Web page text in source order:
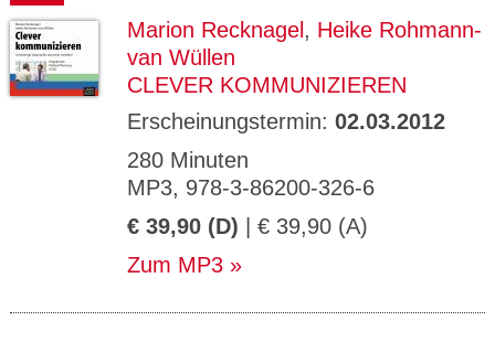
Marion Recknagel , Heike Rohmann-
van Wüllen
CLEVER KOMMUNIZIEREN
Erscheinungstermin: 02.03.2012
280 Minuten
MP3, 978-3-86200-326-6
€ 39,90 (D) | € 39,90 (A)
Zum MP3